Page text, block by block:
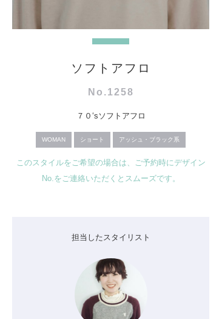
ソフトアフロ
No.1258
７０‘sソフトアフロ
WOMAN ショート アッシュ・ブラック系
このスタイルをご希望の場合は、ご予約時にデザイン
No.をご連絡いただくとスムーズです。
担当したスタイリスト